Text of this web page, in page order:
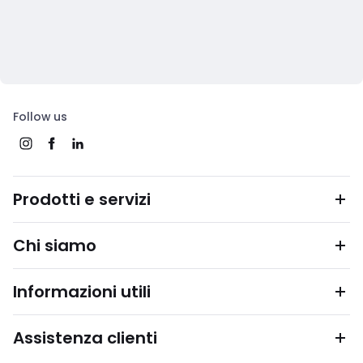
Follow us
Prodotti e servizi
Chi siamo
Informazioni utili
Assistenza clienti